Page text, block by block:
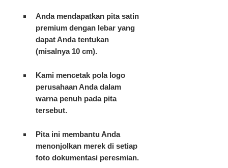
Anda mendapatkan pita satin
premium dengan lebar yang
dapat Anda tentukan
(misalnya 10 cm).
Kami mencetak pola logo
perusahaan Anda dalam
warna penuh pada pita
tersebut.
Pita ini membantu Anda
menonjolkan merek di setiap
foto dokumentasi peresmian.